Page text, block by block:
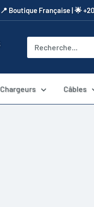
​📍​ Boutique Française | 🌟
Chargeurs Câbles